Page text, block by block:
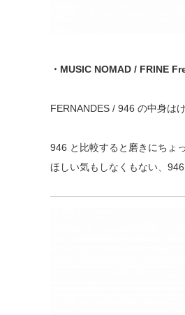
・MUSIC NOMAD / FRINE
FERNANDES / 946 の中身は
946 と比較すると磨きにちょ
ほしい気もしなくもない、